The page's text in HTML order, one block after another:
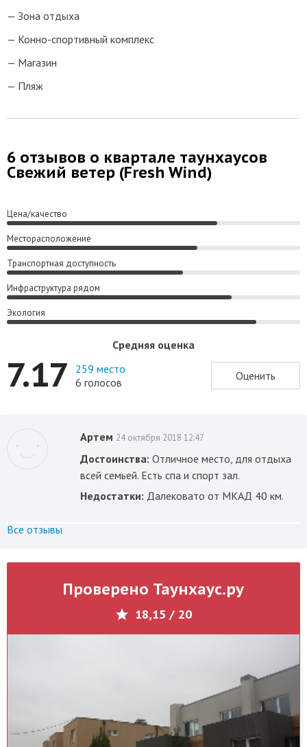
Зона отдыха
Конно-спортивный комплекс
Магазин
Пляж
6 отзывов о квартале таунхаусов
Свежий ветер (Fresh Wind)
Цена/качество
Месторасположение
Транспортная доступность
Инфраструктура рядом
Экология
Средняя оценка
7.17
259 место
6 голосов
Оценить
Артем 24 октября 2018 12:47
Достоинства: Отличное место, для отдыха
всей семьей. Есть спа и спорт зал.
Недостатки: Далековато от МКАД 40 км.
Все отзывы
Проверено Таунхаус.ру
18,15 / 20